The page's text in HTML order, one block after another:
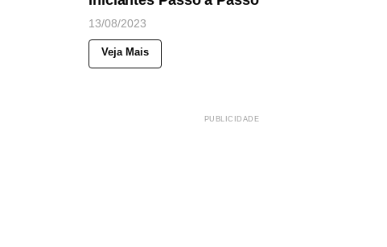
13/08/2023
Veja Mais
PUBLICIDADE